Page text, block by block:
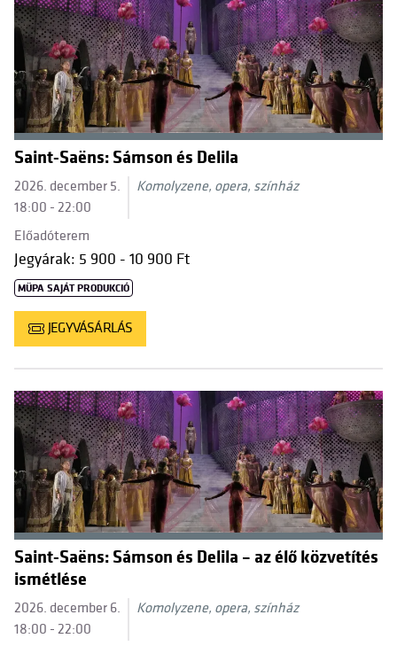
Saint-Saëns: Sámson és Delila
2026. december 5.
18:00 - 22:00
Komolyzene, opera, színház
Előadóterem
Jegyárak: 5 900 - 10 900 Ft
MÜPA SAJÁT PRODUKCIÓ
JEGYVÁSÁRLÁS
Saint-Saëns: Sámson és Delila – az élő közvetítés
ismétlése
2026. december 6.
18:00 - 22:00
Komolyzene, opera, színház